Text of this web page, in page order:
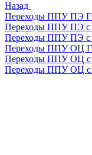
Назад
Переходы ППУ ПЭ
Переходы ППУ ПЭ
Переходы ППУ ПЭ
Переходы ППУ ОЦ
Переходы ППУ ОЦ
Переходы ППУ ОЦ